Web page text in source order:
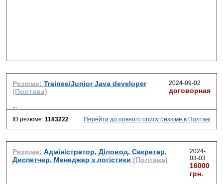
Резюме: Trainee/Junior Java developer
(Полтава)
2024-09-02
договорная
...
ID резюме: 1183222 Перейти до повного опису резюме в Полтаві
Резюме: Адміністратор, Діловод, Секретар,
Диспетчер, Менеджер з логістики (Полтава)
2024-
03-03
16000
грн.